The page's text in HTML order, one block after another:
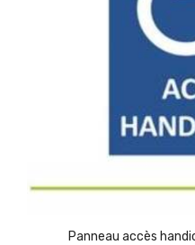
Panneau accès